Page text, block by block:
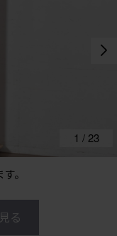
。
1 /23
る